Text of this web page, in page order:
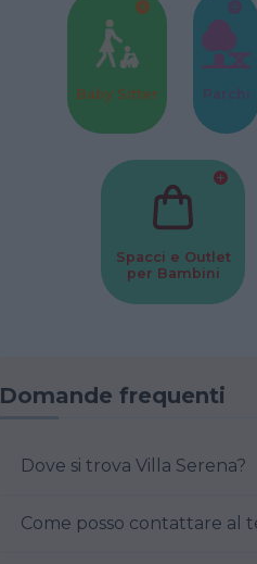
Baby Sitter Parchi
Spacci e Outlet
per Bambini
Domande frequenti
Dove si trova Villa Serena?